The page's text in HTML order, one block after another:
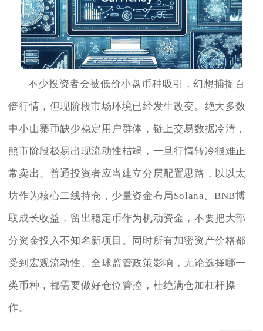
不少投资者会被低价小盘币种吸引，幻想捕捉百
倍行情，但现阶段市场环境已经发生改变。绝大多数
中小山寨币缺少稳定用户群体，链上交易数据冷清，
熊市阶段极易出现流动性枯竭，一旦行情转冷很难正
常卖出。普通投资者应当建立分层配置思路，以以太
坊作为核心二线持仓，少量资金布局Solana、BNB博
取成长收益，留出稳定币作为机动资金，不要把大部
分资金投入不知名新项目。同时所有加密资产价格都
受到宏观流动性、全球监管政策影响，无论选择哪一
类币种，都需要做好仓位管控，杜绝满仓加杠杆操
作。